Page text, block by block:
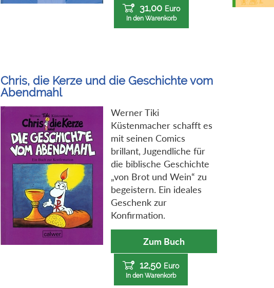
31,00 Euro
In den Warenkorb
Chris, die Kerze und die Geschichte vom
Abendmahl
Werner Tiki
Küstenmacher schafft es
mit seinen Comics
brillant, Jugendliche für
die biblische Geschichte
„von Brot und Wein“ zu
begeistern. Ein ideales
Geschenk zur
Konfirmation.
Zum Buch
12,50 Euro
In den Warenkorb